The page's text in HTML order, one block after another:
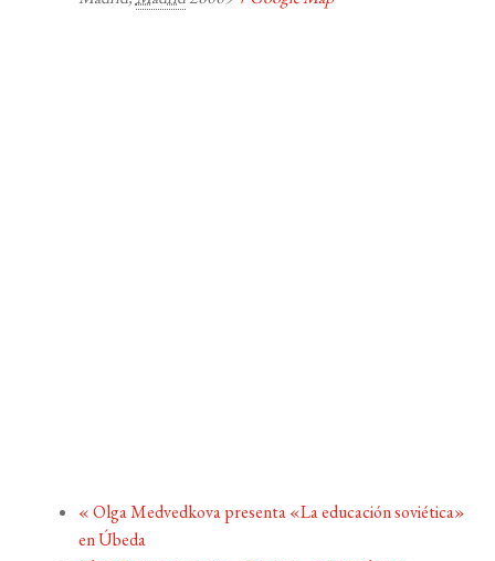
«Olga Medvedkova presenta «La educación soviética»
en Úbeda